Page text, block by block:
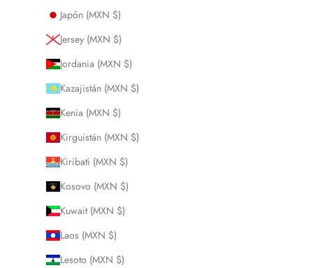
Japón (MXN $)
Jersey (MXN $)
Jordania (MXN $)
Kazajistán (MXN $)
Kenia (MXN $)
Kirguistán (MXN $)
Kiribati (MXN $)
Kosovo (MXN $)
Kuwait (MXN $)
Laos (MXN $)
Lesoto (MXN $)